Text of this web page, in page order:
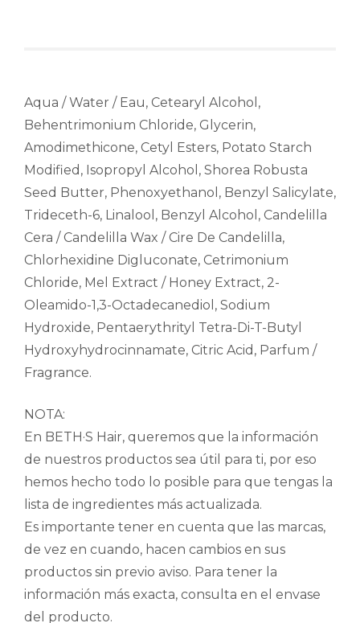
Aqua / Water / Eau, Cetearyl Alcohol,
Behentrimonium Chloride, Glycerin,
Amodimethicone, Cetyl Esters, Potato Starch
Modified, Isopropyl Alcohol, Shorea Robusta
Seed Butter, Phenoxyethanol, Benzyl Salicylate,
Trideceth-6, Linalool, Benzyl Alcohol, Candelilla
Cera / Candelilla Wax / Cire De Candelilla,
Chlorhexidine Digluconate, Cetrimonium
Chloride, Mel Extract / Honey Extract, 2-
Oleamido-1,3-Octadecanediol, Sodium
Hydroxide, Pentaerythrityl Tetra-Di-T-Butyl
Hydroxyhydrocinnamate, Citric Acid, Parfum /
Fragrance.
NOTA:
En BETH·S Hair, queremos que la información
de nuestros productos sea útil para ti, por eso
hemos hecho todo lo posible para que tengas la
lista de ingredientes más actualizada.
Es importante tener en cuenta que las marcas,
de vez en cuando, hacen cambios en sus
productos sin previo aviso. Para tener la
información más exacta, consulta en el envase
del producto.